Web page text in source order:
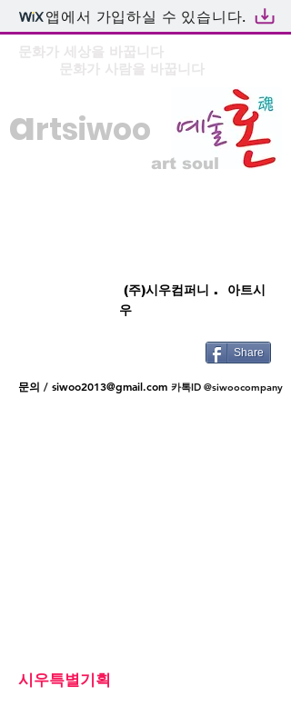
앱에서 가입하실 수 있습니다.
문화가 세상을 바꿉니다
문화가 사람을 바꿉니다
artsiwoo
art soul
(주)시우컴퍼니 . 아트시
우
Share
문의 / siwoo2013@gmail.com 카톡ID @siwoocompany
시우특별기획